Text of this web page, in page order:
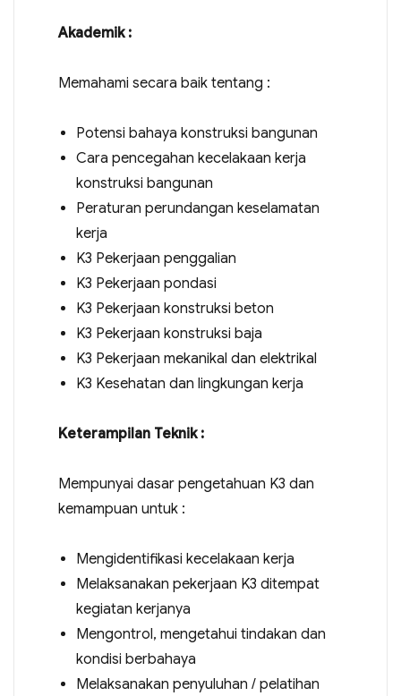
Akademik :
Memahami secara baik tentang :
Potensi bahaya konstruksi bangunan
Cara pencegahan kecelakaan kerja
konstruksi bangunan
Peraturan perundangan keselamatan
kerja
K3 Pekerjaan penggalian
K3 Pekerjaan pondasi
K3 Pekerjaan konstruksi beton
K3 Pekerjaan konstruksi baja
K3 Pekerjaan mekanikal dan elektrikal
K3 Kesehatan dan lingkungan kerja
Keterampilan Teknik :
Mempunyai dasar pengetahuan K3 dan
kemampuan untuk :
Mengidentifikasi kecelakaan kerja
Melaksanakan pekerjaan K3 ditempat
kegiatan kerjanya
Mengontrol, mengetahui tindakan dan
kondisi berbahaya
Melaksanakan penyuluhan / pelatihan